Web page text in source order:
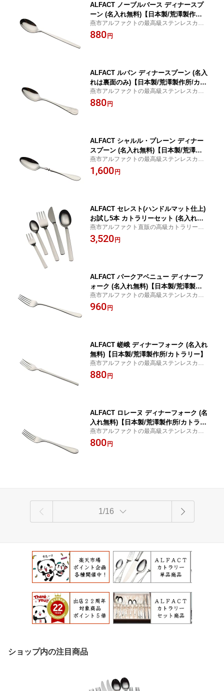
ALFACT ノーブルバース ディナースプ
ーン (名入れ無料)【日本製/荒澤製作所/
カトラリー】
燕市アルファクトの最高級ステンレスカト
ラリー 【楽ギフ_名入れ】【日本製／燕市
／荒澤製作所】
880 円
ALFACT ルバン ディナースプーン (名入
れは裏面のみ)【日本製/荒澤製作所/カト
ラリー】
燕市アルファクトの最高級ステンレスカト
ラリー 【楽ギフ_名入れ】【日本製／燕市
／荒澤製作所】
880 円
ALFACT シャルル・プレーン ディナー
スプーン (名入れ無料)【日本製/荒澤製
作所/カトラリー】
燕市アルファクトの最高級ステンレスカト
ラリー 【楽ギフ_名入れ】【日本製／燕市
／荒澤製作所】
1,600 円
ALFACT セレスト(ハンドルマット仕上)
お試し5本 カトラリーセット (名入れ無
料)【日本製/荒澤製作所】
燕市アルファクト直販の高級カトラリーセ
ット！ 【楽ギフ_名入れ】【楽ギフ_包装】
【燕市】
3,520 円
ALFACT パークアベニュー ディナーフ
ォーク (名入れ無料)【日本製/荒澤製作
所/カトラリー】
燕市アルファクトの最高級ステンレスカト
ラリー 【楽ギフ_名入れ】【日本製／燕市
／荒澤製作所】
960 円
ALFACT 嵯峨 ディナーフォーク (名入れ
無料)【日本製/荒澤製作所/カトラリー】
燕市アルファクトの最高級ステンレスカト
ラリー 【楽ギフ_名入れ】【日本製／燕市
／荒澤製作所】
880 円
ALFACT ロレーヌ ディナーフォーク (名
入れ無料)【日本製/荒澤製作所/カトラリ
ー】
燕市アルファクトの最高級ステンレスカト
ラリー 【楽ギフ_名入れ】【日本製／燕市
／荒澤製作所】
800 円
1/16
ショップ内の注目商品